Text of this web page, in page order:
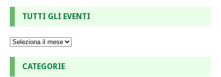
TUTTI GLI EVENTI
CATEGORIE